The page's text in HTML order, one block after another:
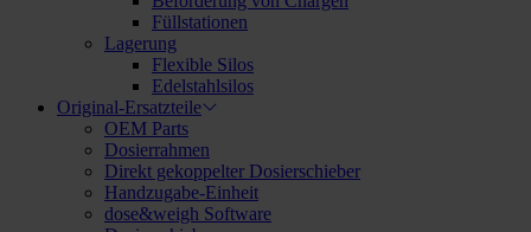
Füllstationen
Lagerung
Flexible Silos
Edelstahlsilos
Original-Ersatzteile
OEM Parts
Dosierrahmen
Direkt gekoppelter Dosierschieber
Handzugabe-Einheit
dose&weigh Software